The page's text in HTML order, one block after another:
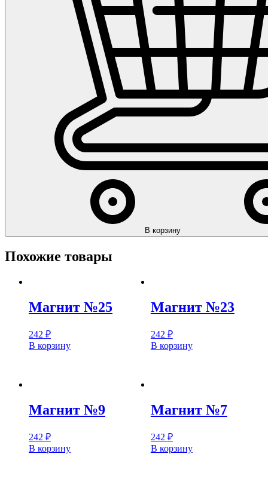
В корзину
Похожие товары
Магнит №25
242 ₽
В корзину
Магнит №23
242 ₽
В корзину
Магнит №9
242 ₽
В корзину
Магнит №7
242 ₽
В корзину